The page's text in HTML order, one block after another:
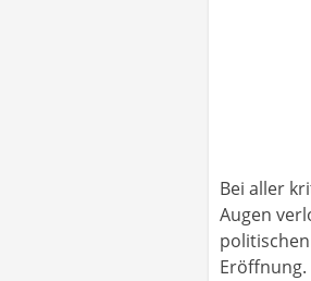
Bei aller
Augen